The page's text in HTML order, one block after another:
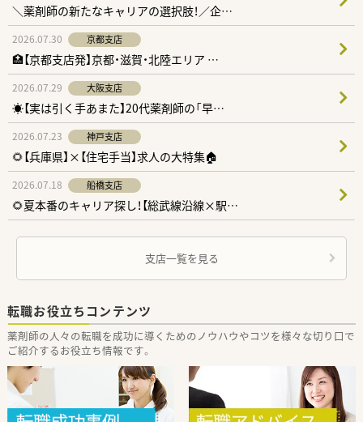
＼薬剤師の新たなキャリアの選択肢！／企…
2026.07.30 京都支店
🏥【京都支店発】京都・滋賀・北陸エリア …
2026.07.29 大阪支店
☀️【実は引く手あまた】20代薬剤師の「早…
2026.07.23 神戸支店
🌻【兵庫県】×【住宅手当】求人の大特集🏠
2026.07.18 船橋支店
🌻夏本番のキャリア探し！【総武線沿線×駅…
支店一覧を見る
転職お役立ちコンテンツ
薬剤師の人々の転職を成功に導くためのノウハウやコツを様々な切り⼝で
ご紹介するお役立ち情報です。